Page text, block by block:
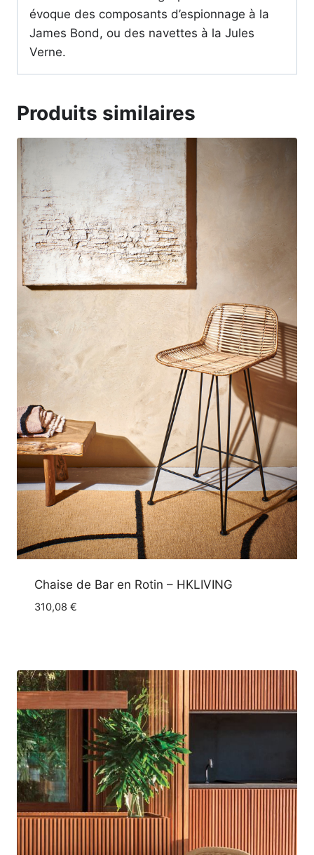
évoque des composants d’espionnage à la
James Bond, ou des navettes à la Jules
Verne.
Produits similaires
Chaise de Bar en Rotin – HKLIVING
310,08 €